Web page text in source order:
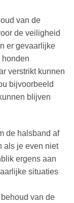
van de
de veiligheid
er gevaarlijke
honden
verstrikt kunnen
bijvoorbeeld
blijven
de halsband af
als je even niet
ergens aan
situaties
van de